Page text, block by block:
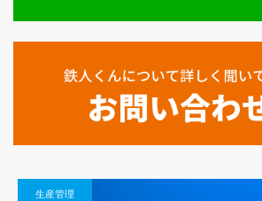
生産管理